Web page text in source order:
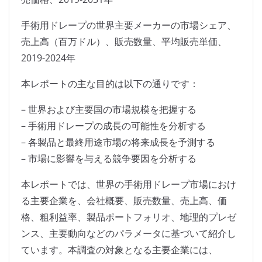
手術用ドレープの世界主要メーカーの市場シェア、
売上高（百万ドル）、販売数量、平均販売単価、
2019-2024年
本レポートの主な目的は以下の通りです：
– 世界および主要国の市場規模を把握する
– 手術用ドレープの成長の可能性を分析する
– 各製品と最終用途市場の将来成長を予測する
– 市場に影響を与える競争要因を分析する
本レポートでは、世界の手術用ドレープ市場におけ
る主要企業を、会社概要、販売数量、売上高、価
格、粗利益率、製品ポートフォリオ、地理的プレゼ
ンス、主要動向などのパラメータに基づいて紹介し
ています。本調査の対象となる主要企業には、